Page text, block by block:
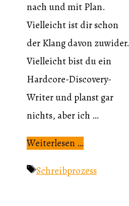
nach und mit Plan.
Vielleicht ist dir schon
der Klang davon zuwider.
Vielleicht bist du ein
Hardcore-Discovery-
Writer und planst gar
nichts, aber ich …
Weiterlesen …
Schlagwörter
Schreibprozess